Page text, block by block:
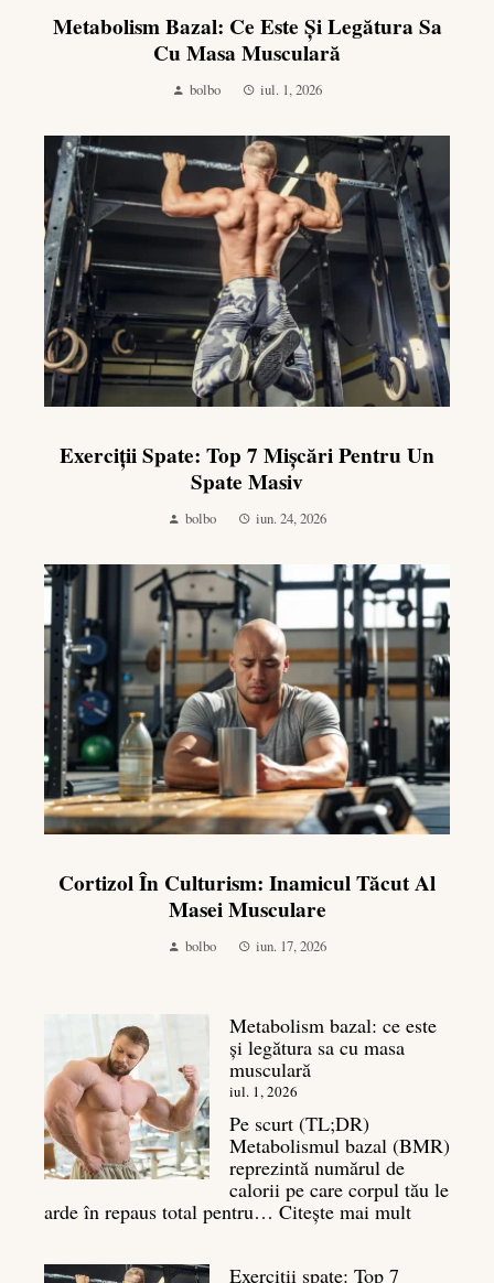
Metabolism Bazal: Ce Este Și Legătura Sa
Cu Masa Musculară
bolbo iul. 1, 2026
Exerciții Spate: Top 7 Mișcări Pentru Un
Spate Masiv
bolbo iun. 24, 2026
Cortizol În Culturism: Inamicul Tăcut Al
Masei Musculare
bolbo iun. 17, 2026
Metabolism bazal: ce este
și legătura sa cu masa
musculară
iul. 1, 2026
Pe scurt (TL;DR)
Metabolismul bazal (BMR)
reprezintă numărul de
calorii pe care corpul tău le
arde în repaus total pentru… Citește mai mult:
Exerciții spate: Top 7